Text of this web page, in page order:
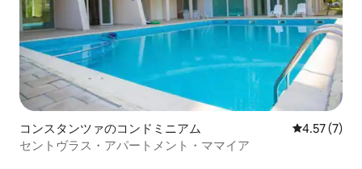
コンスタンツァのコンドミニアム レビュー7
4.57 (7)
セントヴラス・アパートメント・ママイア